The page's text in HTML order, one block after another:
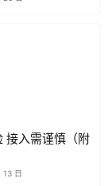
接入需谨慎（附
13 日